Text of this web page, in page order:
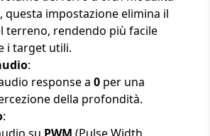
, questa impostazione elimina il
terreno, rendendo più facile
i target utili.
:
response a 0 per una
della profondità.
: